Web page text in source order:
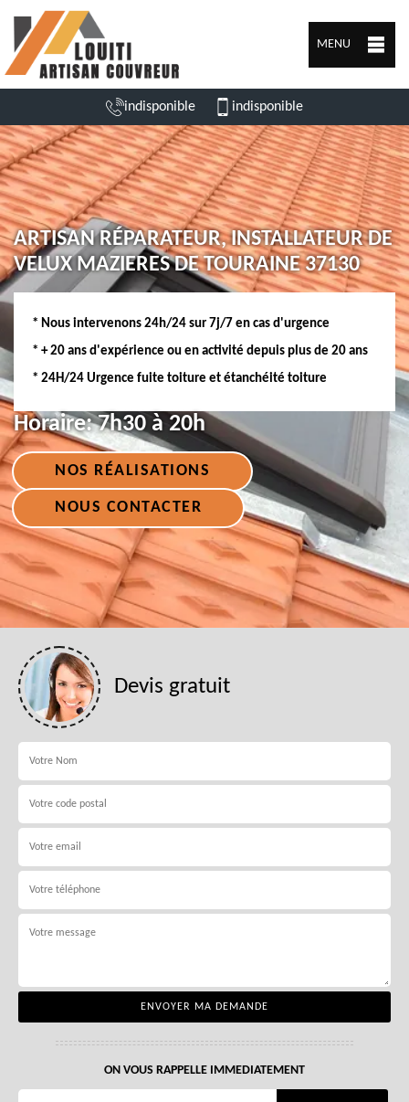
MENU
indisponible indisponible
ARTISAN RÉPARATEUR, INSTALLATEUR DE
VELUX MAZIERES DE TOURAINE 37130
* Nous intervenons 24h/24 sur 7j/7 en cas d'urgence
* + 20 ans d'expérience ou en activité depuis plus de 20 ans
* 24H/24 Urgence fuite toiture et étanchéité toiture
Horaire:7h30 à 20h
NOS RÉALISATIONS
NOUS CONTACTER
Devis gratuit
ON VOUS RAPPELLE IMMEDIATEMENT